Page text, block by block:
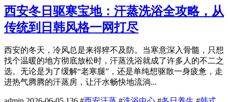
西安冬日驱寒宝地：汗蒸洗浴全攻略，从
传统到日韩风格一网打尽
西安的冬天，冷风总是来得猝不及防。当寒意深入骨髓，只想
找个温暖的地方彻底放松时，汗蒸洗浴就成了许多人的不二之
选。无论是为了缓解“老寒腿”，还是单纯想驱散一身疲惫，走
进热气腾腾的汗蒸房，让汗水畅快地流淌...